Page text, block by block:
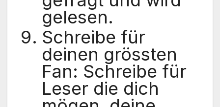
gelesen.
Schreibe für
deinen grössten
Fan: Schreibe für
Leser die dich